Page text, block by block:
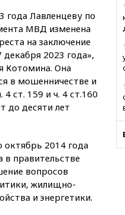
года Лавленцеву по
МВД изменена
на заключение
2023 года»,
Котомина. Она
в мошенничестве и
ст. 159 и ч. 4 ст.160
до десяти лет
октябрь 2014 года
в правительстве
вопросов
жилищно-
и энергетики.